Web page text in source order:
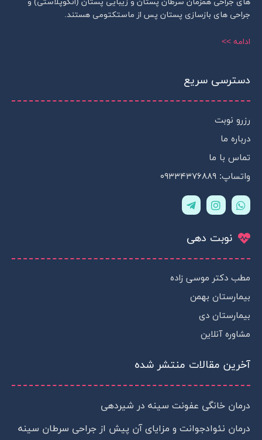
های جراحی همزمان سرطان پستان و زیبایی پستان (انکوپلاستی) و
جراحی های بازسازی پستان پس از ماستکتومی هستند.
ادامه >>
دسترسی سریع
رزرو نوبت
درباره ما
تماس با ما
واتساپ: ۰۹۳۳۴۳۷۶۸۸۹
W
h
t
s
p
p
I
n
a
r
a
m
T
e
g
a
m
-
p
l
نوبت دهی
مطب دکتر موسی زاده
بیمارستان بهمن
بیمارستان دی
مشاوره آنلاین
آخرین مقالات منتشر شده
درمان خانگی عفونت سینه در شیردهی
درمان نئوادجوانت و مزایای آن پیش از جراحی سرطان سینه